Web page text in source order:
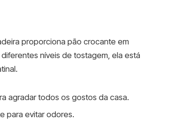
proporciona pão crocante em
níveis de tostagem, ela está
agradar todos os gostos da casa.
para evitar odores.